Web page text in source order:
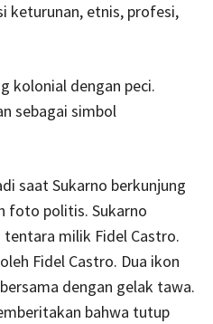
keturunan, etnis, profesi,
kolonial dengan peci.
sebagai simbol
saat Sukarno berkunjung
foto politis. Sukarno
milik Fidel Castro.
Fidel Castro. Dua ikon
dengan gelak tawa.
bahwa tutup